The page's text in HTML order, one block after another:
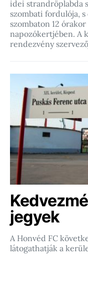
idei strandröplabda
szombati fordulója,
szombaton 12
napozókertjében. A
rendezvény
jegyek
A Honvéd FC
látogathatják a